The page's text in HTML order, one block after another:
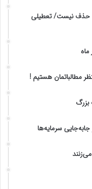
قابل حذف نیست/ تعطیلی
سرمایه‌ها